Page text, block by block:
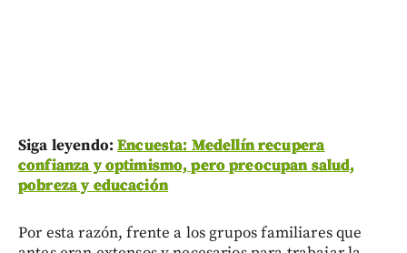
Siga leyendo:Encuesta: Medellín recupera
confianza y optimismo, pero preocupan salud,
pobreza y educación
Por esta razón, frente a los grupos familiares que